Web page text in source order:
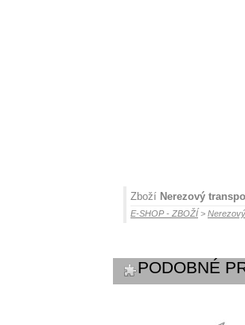
Zboží Nerezový
E-SHOP - ZBOŽÍ >
PODOBNÉ